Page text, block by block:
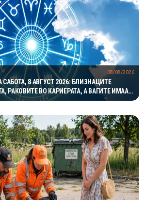
8 АВГУСТ 2026: БЛИЗНАЦИТЕ
РАКОВИТЕ ВО КАРИЕРАТА, А ВАГИТЕ ИМААТ
08/08/2026